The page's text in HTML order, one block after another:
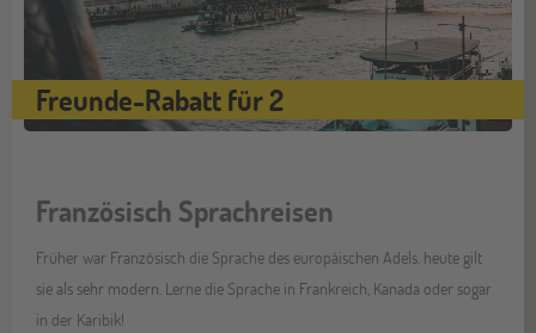
Freunde-Rabatt für 2
Französisch Sprachreisen
Früher war Französisch die Sprache des europäischen Adels, heute gilt
sie als sehr modern. Lerne die Sprache in Frankreich, Kanada oder sogar
in der Karibik!